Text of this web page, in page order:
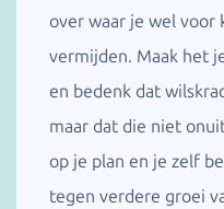
over waar je wel voor
vermijden. Maak het
en bedenk dat
maar dat die niet
op je plan en je zelf
tegen verdere groei